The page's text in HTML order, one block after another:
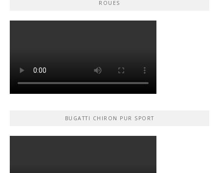
ROUES
BUGATTI CHIRON PUR SPORT